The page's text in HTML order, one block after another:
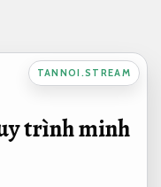
TANNOI.STREAM
trình minh